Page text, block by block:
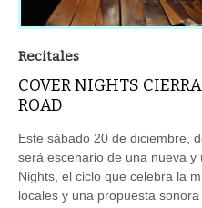
Recitales
COVER NIGHTS
ROAD
Este sábado 20 de diciembre,
será escenario de una nueva
Nights, el ciclo que celebra la
locales y una propuesta sonora